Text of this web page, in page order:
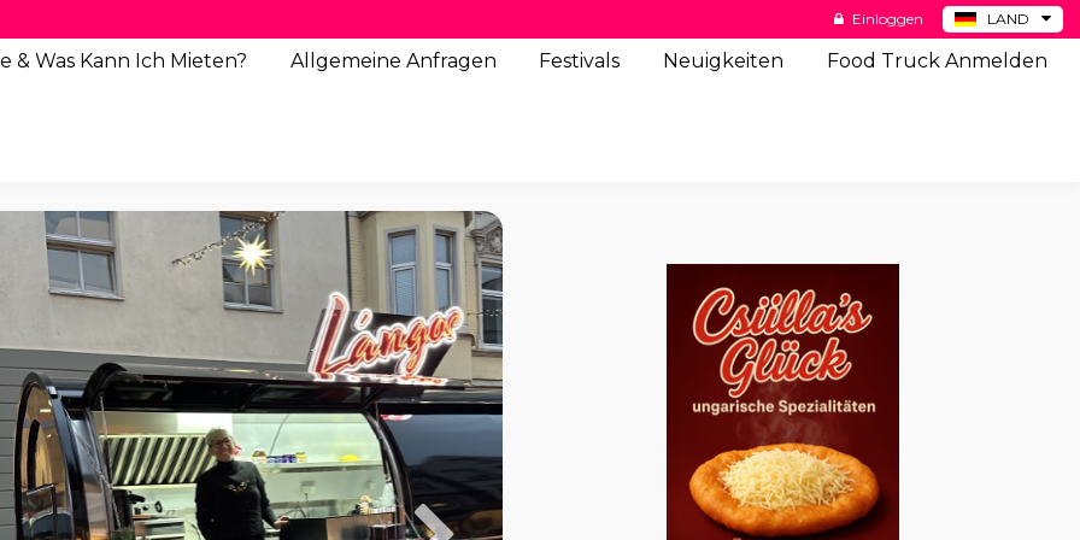
LAND
BE
Einloggen
& Was Kann Ich Mieten? Allgemeine Anfragen Festivals Neuigkeiten Food Truck Anmelden